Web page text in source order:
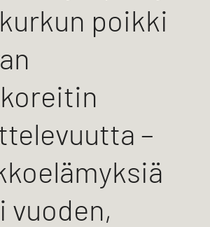
poikki
–
vuoden,